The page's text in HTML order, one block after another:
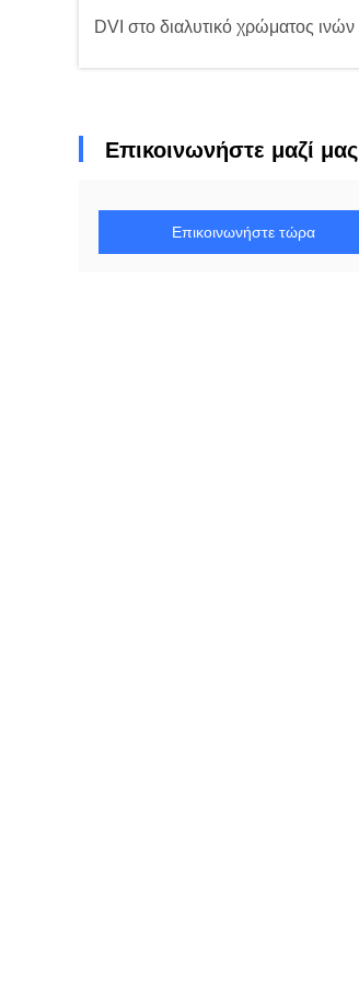
DVI στο διαλυτικό χρώματος ινών
Επικοινωνήστε μαζί μας
Επικοινωνήστε τώρα